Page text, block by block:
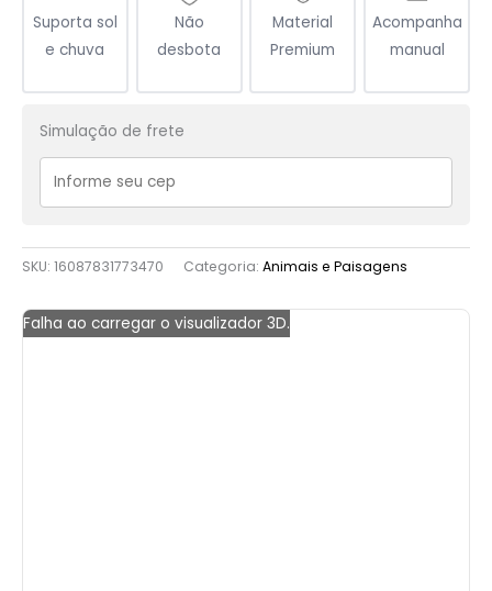
Suporta sol
e chuva
Não
desbota
Material
Premium
Acompanha
manual
Simulação de frete
SKU: 16087831773470 Categoria: Animais e Paisagens
Falha ao carregar o visualizador 3D.